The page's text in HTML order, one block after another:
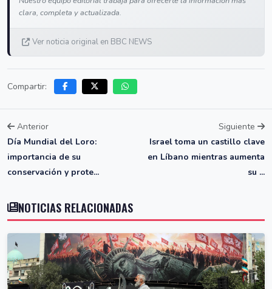
clara, completa y actualizada.
Ver noticia original en BBC NEWS
Compartir:
Anterior
Día Mundial del Loro:
importancia de su
conservación y prote...
Siguiente
Israel toma un castillo clave
en Líbano mientras aumenta
su ...
NOTICIAS RELACIONADAS